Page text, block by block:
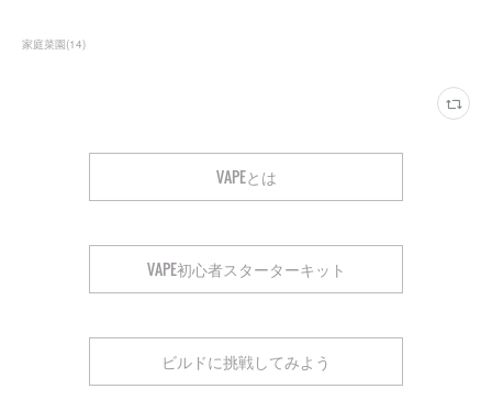
家庭菜園(14)
VAPEとは
VAPE初心者スターターキット
ビルドに挑戦してみよう